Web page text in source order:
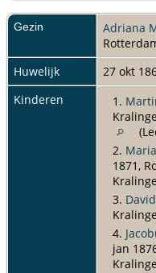
Gezin Adriana
Huwelijk
27 okt
Kinderen
1.
2.
1871,
3.
4.
jan